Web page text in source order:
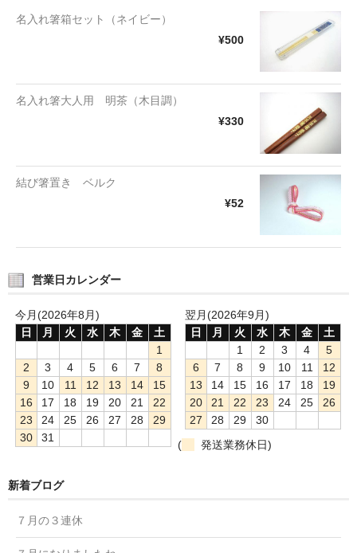
名入れ箸箱セット（ネイビー）
¥500
名入れ箸大人用 明茶（木目調）
¥330
結び箸置き ベルク
¥52
営業日カレンダー
今月(2026年8月)
日
月 火 水 木 金
土
1
2
3 4 5 6 7
8
9
10 11 12 13 14
15
16
17 18 19 20 21
22
23
24 25 26 27 28
29
30
31
翌月(2026年9月)
日
月 火 水 木 金
土
1
2 3 4
5
6
7 8 9 10 11
12
13
14 15 16 17 18
19
20
21 22 23 24 25
26
27
28 29
30
(
発送業務休日)
新着ブログ
７月の３連休